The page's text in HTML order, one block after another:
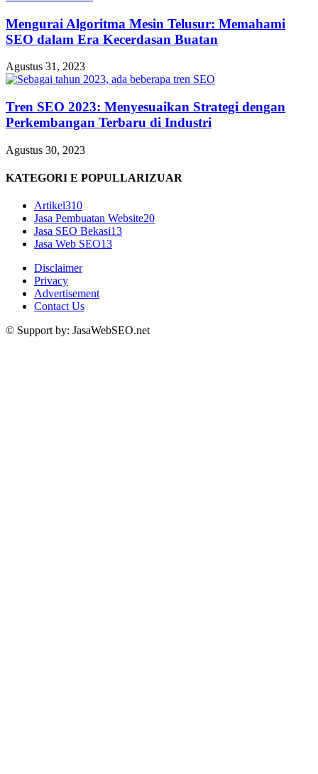
Mengurai Algoritma Mesin Telusur: Memahami
SEO dalam Era Kecerdasan Buatan
Agustus 31, 2023
Tren SEO 2023: Menyesuaikan Strategi dengan
Perkembangan Terbaru di Industri
Agustus 30, 2023
KATEGORI E POPULLARIZUAR
Artikel310
Jasa Pembuatan Website20
Jasa SEO Bekasi13
Jasa Web SEO13
Disclaimer
Privacy
Advertisement
Contact Us
© Support by: JasaWebSEO.net